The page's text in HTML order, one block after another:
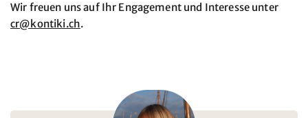
Wir freuen uns auf Ihr Engagement und Interesse unter
cr@kontiki.ch.